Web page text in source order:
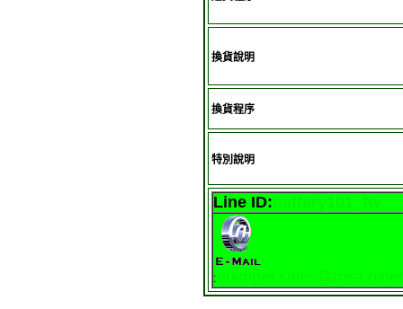
換貨說明
換貨程序
特別說明
Line ID:
: